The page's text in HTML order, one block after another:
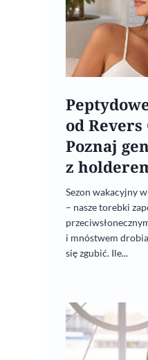
od Revers
Poznaj
z
Sezon wakacyjny
– nasze torebki
i mnóstwem
się zgubić. Ile...